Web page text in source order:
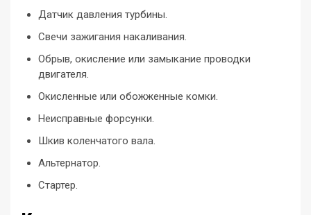
Датчик давления турбины.
Свечи зажигания накаливания.
Обрыв, окисление или замыкание проводки
двигателя.
Окисленные или обожженные комки.
Неисправные форсунки.
Шкив коленчатого вала.
Альтернатор.
Стартер.